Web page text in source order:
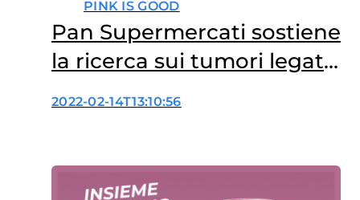
PINK IS GOOD
Pan Supermercati sostiene
la ricerca sui tumori legati
al Papillomavirus
2022-02-14T13:10:56